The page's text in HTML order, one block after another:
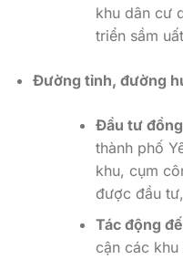
khu dân cư
triển sầm
Đường tỉnh, đường
Đầu tư
thành phố
khu, cụm
được đầu
Tác động
cận các